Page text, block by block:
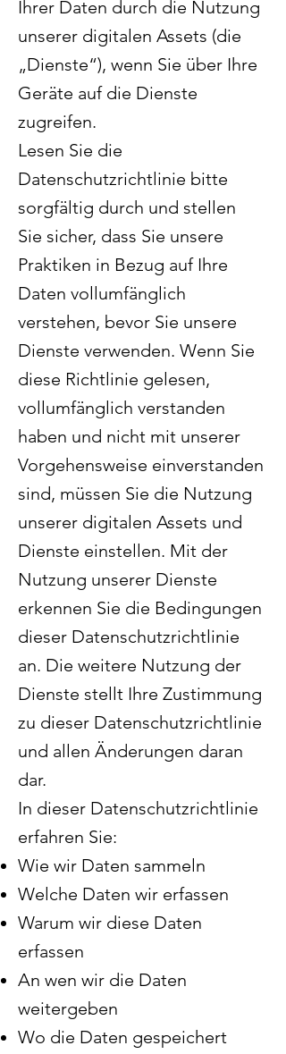
Ihrer Daten durch die Nutzung
unserer digitalen Assets (die
„Dienste“), wenn Sie über Ihre
Geräte auf die Dienste
zugreifen.
Lesen Sie die
Datenschutzrichtlinie bitte
sorgfältig durch und stellen
Sie sicher, dass Sie unsere
Praktiken in Bezug auf Ihre
Daten vollumfänglich
verstehen, bevor Sie unsere
Dienste verwenden. Wenn Sie
diese Richtlinie gelesen,
vollumfänglich verstanden
haben und nicht mit unserer
Vorgehensweise einverstanden
sind, müssen Sie die Nutzung
unserer digitalen Assets und
Dienste einstellen. Mit der
Nutzung unserer Dienste
erkennen Sie die Bedingungen
dieser Datenschutzrichtlinie
an. Die weitere Nutzung der
Dienste stellt Ihre Zustimmung
zu dieser Datenschutzrichtlinie
und allen Änderungen daran
dar.
In dieser Datenschutzrichtlinie
erfahren Sie:
Wie wir Daten sammeln
Welche Daten wir erfassen
Warum wir diese Daten
erfassen
An wen wir die Daten
weitergeben
Wo die Daten gespeichert